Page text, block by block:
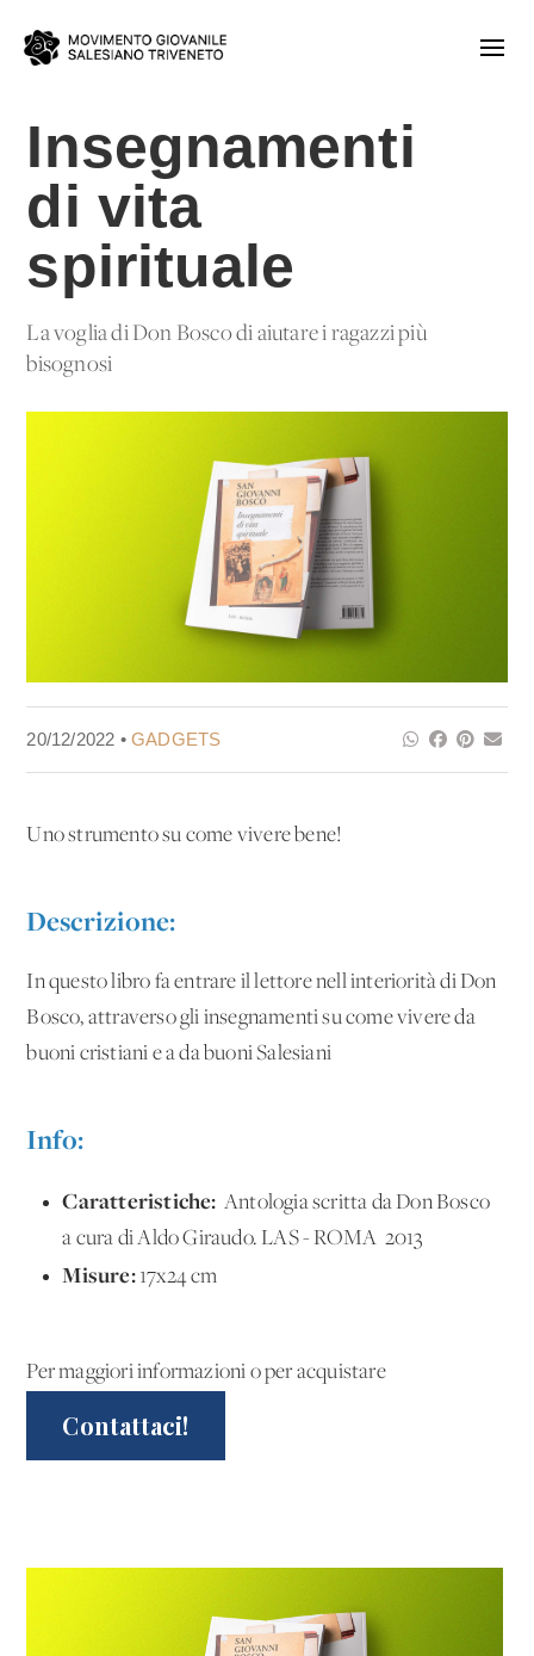
Insegnamenti
di vita
spirituale
La voglia di Don Bosco di aiutare i ragazzi più
bisognosi
20/12/2022 •GADGETS
Uno strumento su come vivere bene!
Descrizione:
In questo libro fa entrare il lettore nell'interiorità di Don
Bosco, attraverso gli insegnamenti su come vivere da
buoni cristiani e a da buoni Salesiani
Info:
Caratteristiche: Antologia scritta da Don Bosco
a cura di Aldo Giraudo. LAS - ROMA 2013
Misure:17x24 cm
Per maggiori informazioni o per acquistare
Contattaci!